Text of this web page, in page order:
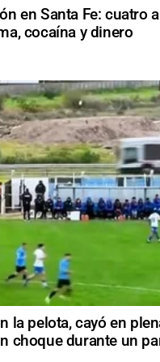
en Santa Fe: cuatro
cocaína y dinero
la pelota, cayó en
choque durante un